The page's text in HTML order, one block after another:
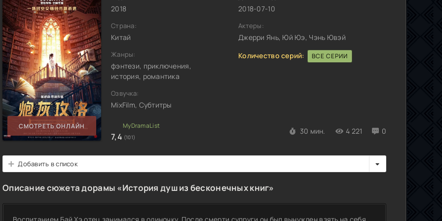
СМОТРЕТЬ ОНЛАЙН
2018
Страна:
Китай
Жанры:
фэнтези, приключения,
история, романтика
Озвучка:
MixFilm, Субтитры
7,4 (101)
30 мин. 4 221 0
2018-07-10
Актеры:
Джерри Янь, Юй Юэ, Чэнь Ювэй
Количество серий:
ВСЕ СЕРИИ
Добавить в список
Описание сюжета дорамы «История душ из бесконечных книг»